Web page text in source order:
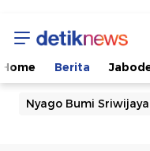
Home Berita
Nyago Bumi Sriwijaya